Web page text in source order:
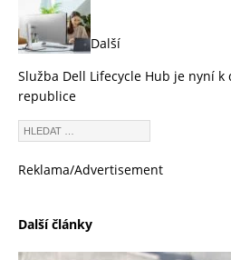
Další
Služba Dell Lifecycle Hub je nyní k
republice
Reklama/Advertisement
Další články